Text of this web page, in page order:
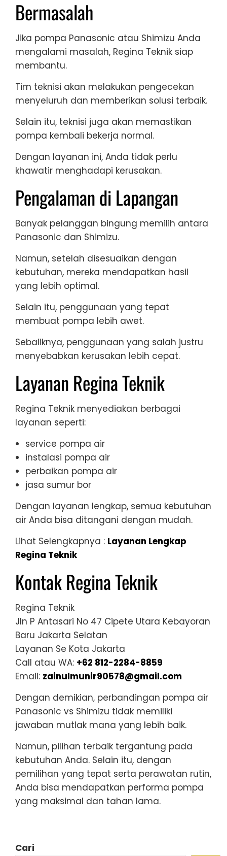
Bermasalah
Jika pompa Panasonic atau Shimizu Anda
mengalami masalah, Regina Teknik siap
membantu.
Tim teknisi akan melakukan pengecekan
menyeluruh dan memberikan solusi terbaik.
Selain itu, teknisi juga akan memastikan
pompa kembali bekerja normal.
Dengan layanan ini, Anda tidak perlu
khawatir menghadapi kerusakan.
Pengalaman di Lapangan
Banyak pelanggan bingung memilih antara
Panasonic dan Shimizu.
Namun, setelah disesuaikan dengan
kebutuhan, mereka mendapatkan hasil
yang lebih optimal.
Selain itu, penggunaan yang tepat
membuat pompa lebih awet.
Sebaliknya, penggunaan yang salah justru
menyebabkan kerusakan lebih cepat.
Layanan Regina Teknik
Regina Teknik menyediakan berbagai
layanan seperti:
service pompa air
instalasi pompa air
perbaikan pompa air
jasa sumur bor
Dengan layanan lengkap, semua kebutuhan
air Anda bisa ditangani dengan mudah.
Lihat Selengkapnya : Layanan Lengkap
Regina Teknik
Kontak Regina Teknik
Regina Teknik
Jln P Antasari No 47 Cipete Utara Kebayoran
Baru Jakarta Selatan
Layanan Se Kota Jakarta
Call atau WA: +62 812-2284-8859
Email: zainulmunir90578@gmail.com
Dengan demikian, perbandingan pompa air
Panasonic vs Shimizu tidak memiliki
jawaban mutlak mana yang lebih baik.
Namun, pilihan terbaik tergantung pada
kebutuhan Anda. Selain itu, dengan
pemilihan yang tepat serta perawatan rutin,
Anda bisa mendapatkan performa pompa
yang maksimal dan tahan lama.
Cari